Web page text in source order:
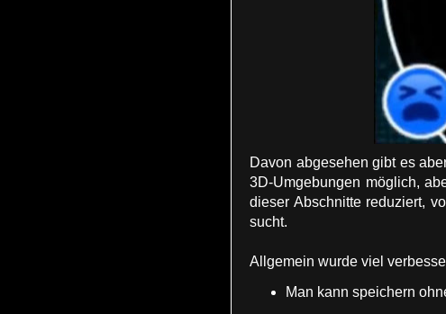
Davon abgesehen gibt es
3D-Umgebungen möglich,
dieser Abschnitte reduziert,
sucht.
Allgemein wurde viel
Man kann speichern